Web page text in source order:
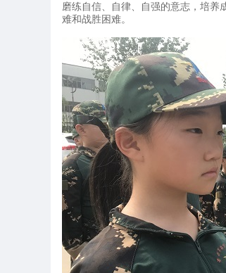
磨练自信、自律、自强的意志，培养
难和战胜困难。